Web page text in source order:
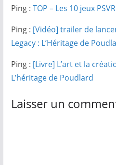
Ping : TOP – Les 10 jeux
Ping : [Vidéo] trailer de
Legacy : L’Héritage de
Ping : [Livre] L’art et la
L’héritage de Poudlard
Laisser un